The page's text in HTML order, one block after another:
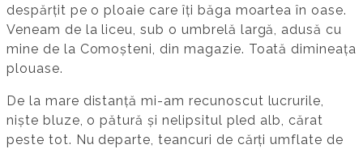
despărțit pe o ploaie care îți băga moartea în oase.
Veneam de la liceu, sub o umbrelă largă, adusă cu
mine de la Comoșteni, din magazie. Toată dimineața
plouase.
De la mare distanță mi-am recunoscut lucrurile,
niște bluze, o pătură și nelipsitul pled alb, cărat
peste tot. Nu departe, teancuri de cărți umflate de